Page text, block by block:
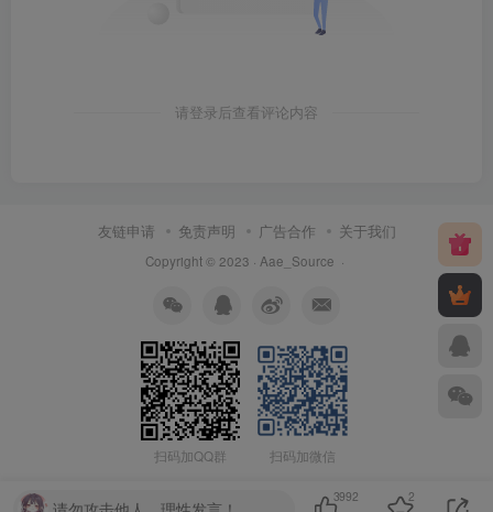
请登录后查看评论内容
友链申请 免责声明 广告合作 关于我们
Copyright © 2023 · Aae_Source ·
扫码加QQ群 扫码加微信
3992 2